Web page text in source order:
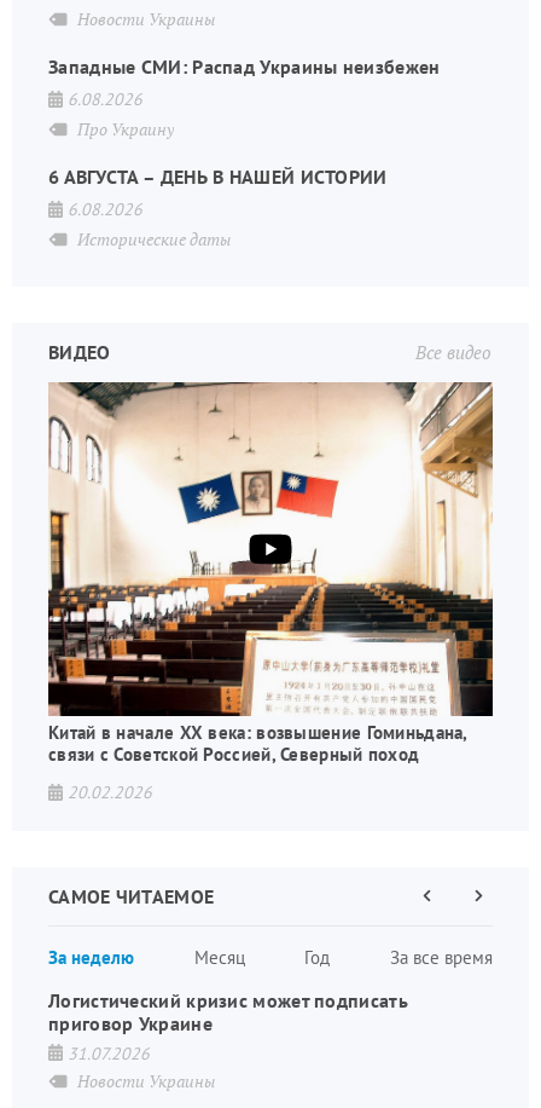
Новости Украины
Западные СМИ: Распад Украины неизбежен
6.08.2026
Про Украину
6 АВГУСТА – ДЕНЬ В НАШЕЙ ИСТОРИИ
6.08.2026
Исторические даты
Все видео
ВИДЕО
Китай в начале XX века: возвышение Гоминьдана,
связи с Советской Россией, Северный поход
20.02.2026
САМОЕ ЧИТАЕМОЕ
За неделю Месяц Год За все время
страниц
ПредыдущаяСледующая
Логистический кризис может подписать
приговор Украине
31.07.2026
Новости Украины